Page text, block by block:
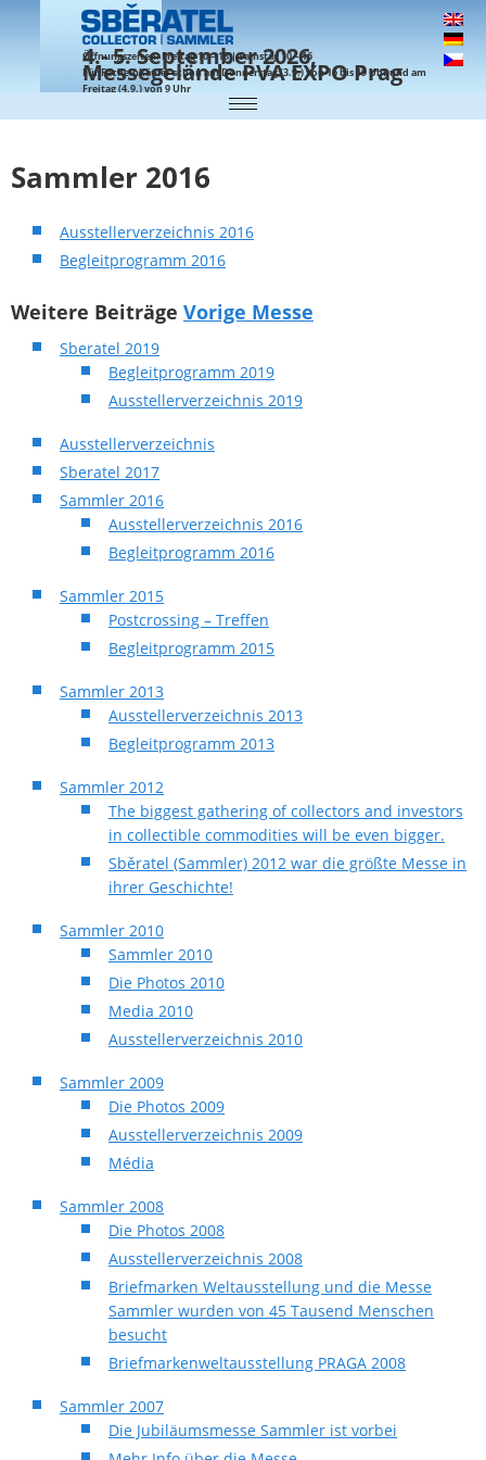
4.- 5. September 2026,
Messegelände PVA EXPO Prag
Öffnungszeiten: Freitag 10 – 18 | Samstag 10 – 16
Für Facheinkäufer schon am Donnerstag (3.9.) von 16 bis 19 Uhr und am
Freitag (4.9.) von 9 Uhr
Sammler 2016
Ausstellerverzeichnis 2016
Begleitprogramm 2016
Weitere Beiträge Vorige Messe
Sberatel 2019
Begleitprogramm 2019
Ausstellerverzeichnis 2019
Ausstellerverzeichnis
Sberatel 2017
Sammler 2016
Ausstellerverzeichnis 2016
Begleitprogramm 2016
Sammler 2015
Postcrossing – Treffen
Begleitprogramm 2015
Sammler 2013
Ausstellerverzeichnis 2013
Begleitprogramm 2013
Sammler 2012
The biggest gathering of collectors and investors
in collectible commodities will be even bigger.
Sběratel (Sammler) 2012 war die größte Messe in
ihrer Geschichte!
Sammler 2010
Sammler 2010
Die Photos 2010
Media 2010
Ausstellerverzeichnis 2010
Sammler 2009
Die Photos 2009
Ausstellerverzeichnis 2009
Média
Sammler 2008
Die Photos 2008
Ausstellerverzeichnis 2008
Briefmarken Weltausstellung und die Messe
Sammler wurden von 45 Tausend Menschen
besucht
Briefmarkenweltausstellung PRAGA 2008
Sammler 2007
Die Jubiläumsmesse Sammler ist vorbei